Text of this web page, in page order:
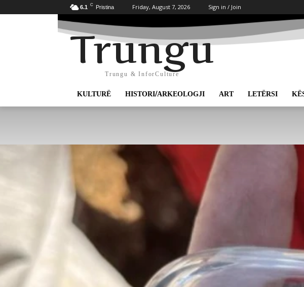
6.1 C Pristina Friday, August 7, 2026 Sign in / Join
Trungu
Trungu & InforCulture
KULTURË HISTORI/ARKEOLOGJI ART LETËRSI